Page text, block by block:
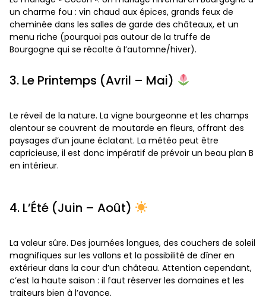
un charme fou : vin chaud aux épices, grands feux de
cheminée dans les salles de garde des châteaux, et un
menu riche (pourquoi pas autour de la truffe de
Bourgogne qui se récolte à l’automne/hiver).
3. Le Printemps (Avril – Mai)
Le réveil de la nature. La vigne bourgeonne et les champs
alentour se couvrent de moutarde en fleurs, offrant des
paysages d’un jaune éclatant. La météo peut être
capricieuse, il est donc impératif de prévoir un beau plan B
en intérieur.
4. L’Été (Juin – Août)
La valeur sûre. Des journées longues, des couchers de soleil
magnifiques sur les vallons et la possibilité de dîner en
extérieur dans la cour d’un château. Attention cependant,
c’est la haute saison : il faut réserver les domaines et les
traiteurs bien à l’avance.